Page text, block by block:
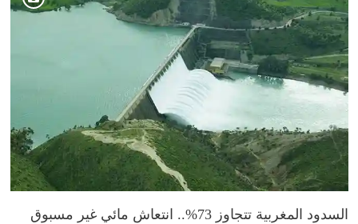
السدود المغربية تتجاوز 73%.. انتعاش مائي غير مسبوق